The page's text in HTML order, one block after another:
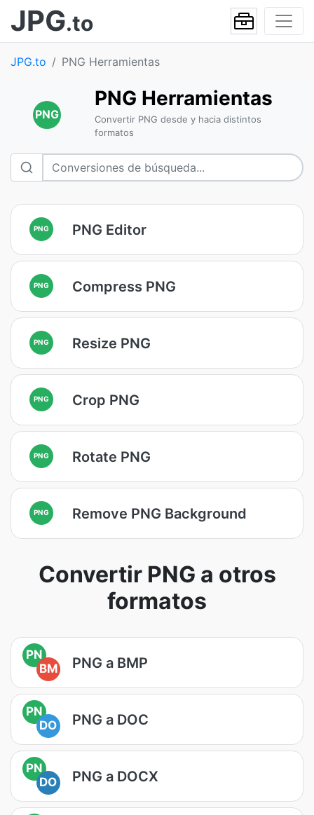
JPG.to
JPG.to PNG Herramientas
PNG
PNG Herramientas
Convertir PNG desde y hacia distintos
formatos
PNG PNG Editor
PNG Compress PNG
PNG Resize PNG
PNG Crop PNG
PNG Rotate PNG
PNG Remove PNG Background
Convertir PNG a otros
formatos
PN
BM
PNG a BMP
PN
DO
PNG a DOC
PN
DO
PNG a DOCX